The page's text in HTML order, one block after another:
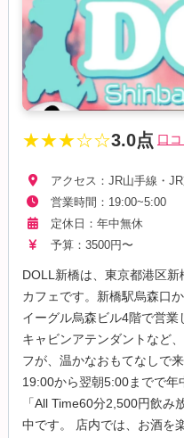
★★★☆☆3.0点 口
アクセス：JR山手線・
営業時間：19:00~5:00
定休日：年中無休
予算：3500円〜
DOLL新橋は、東京都港区
カフェです。新橋駅烏森口
イーグル烏森ビル4階で営業
キャビンアテンダントなど
フが、温かなおもてなしで
19:00から翌朝5:00までで年
「All Time60分2,500円飲み
中です。 店内では、お酒を